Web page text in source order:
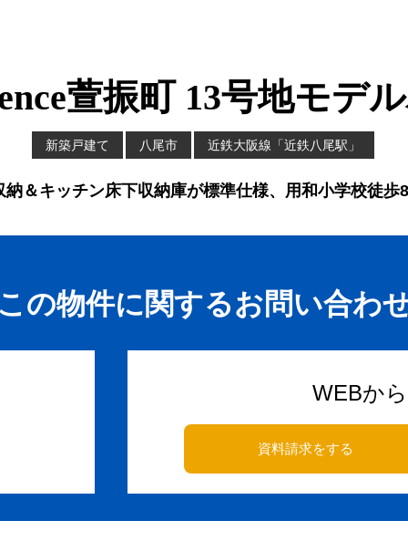
萱振町 13号地モデ
新築戸建て 八尾市 近鉄大阪線「近鉄八尾駅」
＆キッチン床下収納庫が標準仕様、用和小学校徒歩
の物件に関するお問い合わ
WEBか
資料請求をする